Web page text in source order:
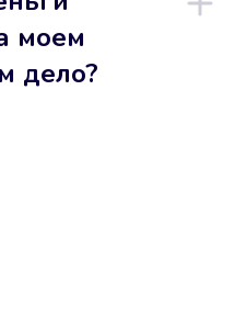
моем
дело?